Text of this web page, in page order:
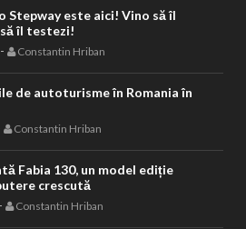
Stepway este aici! Vino să îl
îl testezi!
- Constantin Hriban
de autoturisme în Romania în
Constantin Hriban
Fabia 130, un model ediție
crescută
- Constantin Hriban